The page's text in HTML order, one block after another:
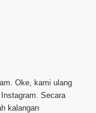
Oke, kami ulang
Secara
kalangan